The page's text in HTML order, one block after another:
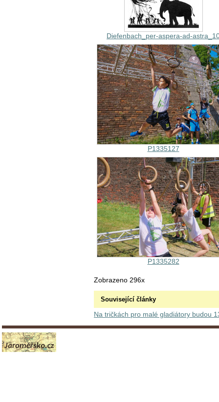
Diefenbach_per-aspera-ad-
P1335127
P1335282
Zobrazeno 296x
Související články
Na tričkách pro malé gladiátory budou